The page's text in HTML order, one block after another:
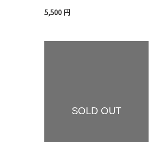
5,500 円
SOLD OUT